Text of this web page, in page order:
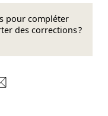
pour compléter
des corrections ?
Mastodon
sur Bluesky
sur Facebook